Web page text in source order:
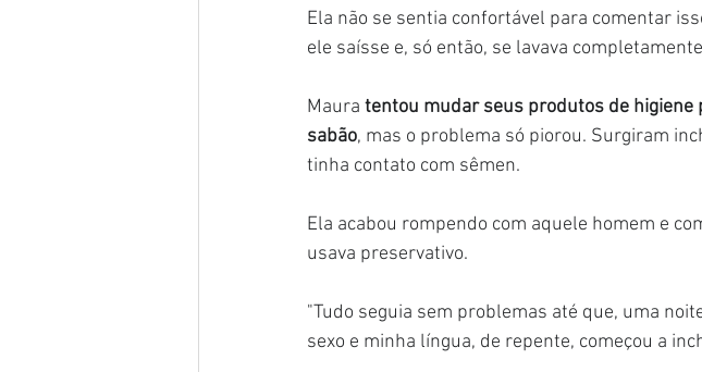
Ela não se sentia confortável para comentar
ele saísse e, só então, se lavava
Maura tentou mudar seus produtos de
sabão, mas o problema só piorou. Surgiram
tinha contato com sêmen.
Ela acabou rompendo com aquele homem e
usava preservativo.
"Tudo seguia sem problemas até que, uma
sexo e minha língua, de repente, começou a